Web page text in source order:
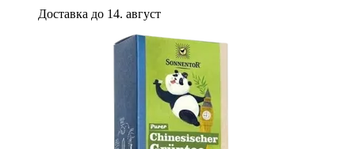
Доставка до 14. август